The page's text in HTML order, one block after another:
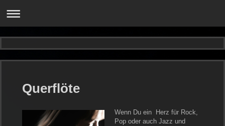
Querflöte
Wenn Du ein Herz für Rock,
Pop oder auch Jazz und